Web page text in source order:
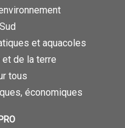
et aquacoles
de la terre
tous
économiques